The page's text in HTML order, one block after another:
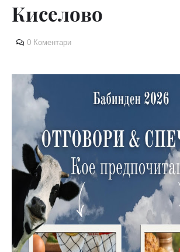
Киселово
0 Коментари